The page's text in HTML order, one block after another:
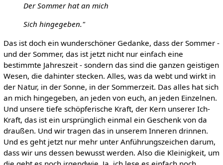
Der Sommer hat an mich
Sich hingegeben."
Das ist doch ein wunderschöner Gedanke, dass der Sommer -
und der Sommer, das ist jetzt nicht nur einfach eine
bestimmte Jahreszeit - sondern das sind die ganzen geistigen
Wesen, die dahinter stecken. Alles, was da webt und wirkt in
der Natur, in der Sonne, in der Sommerzeit. Das alles hat sich
an mich hingegeben, an jeden von euch, an jeden Einzelnen.
Und unsere tiefe schöpferische Kraft, der Kern unserer Ich-
Kraft, das ist ein ursprünglich einmal ein Geschenk von da
draußen. Und wir tragen das in unserem Inneren drinnen.
Und es geht jetzt nur mehr unter Anführungszeichen darum,
dass wir uns dessen bewusst werden. Also die Kleinigkeit, um